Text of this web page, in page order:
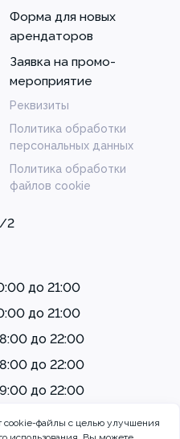
Форма для новых
арендаторов
Заявка на промо-
мероприятие
Реквизиты
Политика обработки
персональных данных
Политика обработки
файлов cookie
2
до 21:00
до 21:00
до 22:00
до 22:00
до 22:00
cookie-файлы с целью улучшения